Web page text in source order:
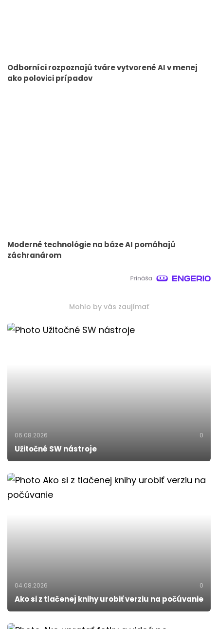
Odborníci rozpoznajú tváre vytvorené AI v menej
ako polovici prípadov
Moderné technológie na báze AI pomáhajú
záchranárom
Mohlo by vás zaujímať
06.08.2026 0
Užitočné SW nástroje
04.08.2026 0
Ako si z tlačenej knihy urobiť verziu na počúvanie